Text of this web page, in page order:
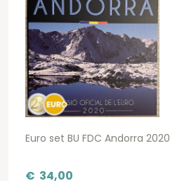
Euro set BU FDC Andorra 2020
€ 34,00